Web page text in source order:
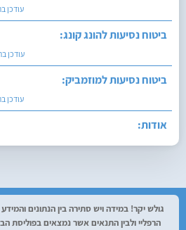
עודכן
ביטוח נסיעות להונג קונג:
עודכן
ביטוח נסיעות למוזמביק:
עודכן
אודות:
עודכן
גולש יקר! במידה ויש סתירה בין הנתונים
הרפליי ולבין התנאים אשר נמצאים בפוליסת